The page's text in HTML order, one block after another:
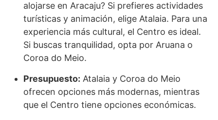
alojarse en Aracaju? Si prefieres actividades
turísticas y animación, elige Atalaia. Para una
experiencia más cultural, el Centro es ideal.
Si buscas tranquilidad, opta por Aruana o
Coroa do Meio.
Presupuesto: Atalaia y Coroa do Meio
ofrecen opciones más modernas, mientras
que el Centro tiene opciones económicas.